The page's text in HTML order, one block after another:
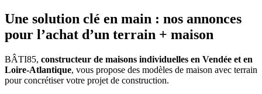
Une solution clé en main : nos annonces
pour l’achat d’un terrain + maison
BÂTI85, constructeur de maisons individuelles en Vendée et en
Loire-Atlantique, vous propose des modèles de maison avec terrain
pour concrétiser votre projet de construction.